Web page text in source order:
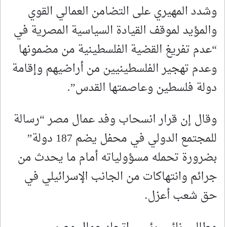
وشدد المهيري على التضامن العمالي القوي
والمؤيد لموقف القيادة السياسية المصرية في
“عدم تفريغ القضية الفلسطينية من مضمونها
وعدم تهجير الفلسطينيين من أراضيهم وإقامة
دولة فلسطين وعاصمتها القدس”.
وقال إن قرار انسحاب وفد عمال مصر “رسالة
للمجتمع الدولي في محفل يضم 187 دولة”
بضرورة تحمله مسؤولياته أمام ما يحدث من
جرائم وانتهاكات من الجانب الإسرائيلي في
حق شعب أعزل.